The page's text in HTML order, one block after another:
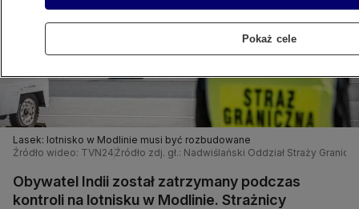
Lasek: lotnisko w Modlinie musi być rozbudowane
Źródło wideo: TVN24 Źródło zdj. gł.: Nadwiślański Oddział Straży
Obywatel Indii został zatrzymany podczas
kontroli na lotnisku w Modlinie. Strażnicy
Pokaż cele